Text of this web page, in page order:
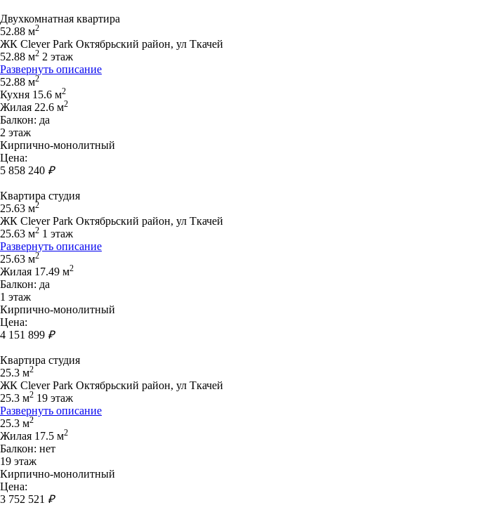
Двухкомнатная квартира
52.88 м2
ЖК Clever Park Октябрьский район, ул Ткачей
52.88 м2 2 этаж
Развернуть описание
52.88 м2
Кухня 15.6 м2
Жилая 22.6 м2
Балкон: да
2 этаж
Кирпично-монолитный
Цена:
5 858 240 ₽
Квартира студия
25.63 м2
ЖК Clever Park Октябрьский район, ул Ткачей
25.63 м2 1 этаж
Развернуть описание
25.63 м2
Жилая 17.49 м2
Балкон: да
1 этаж
Кирпично-монолитный
Цена:
4 151 899 ₽
Квартира студия
25.3 м2
ЖК Clever Park Октябрьский район, ул Ткачей
25.3 м2 19 этаж
Развернуть описание
25.3 м2
Жилая 17.5 м2
Балкон: нет
19 этаж
Кирпично-монолитный
Цена:
3 752 521 ₽